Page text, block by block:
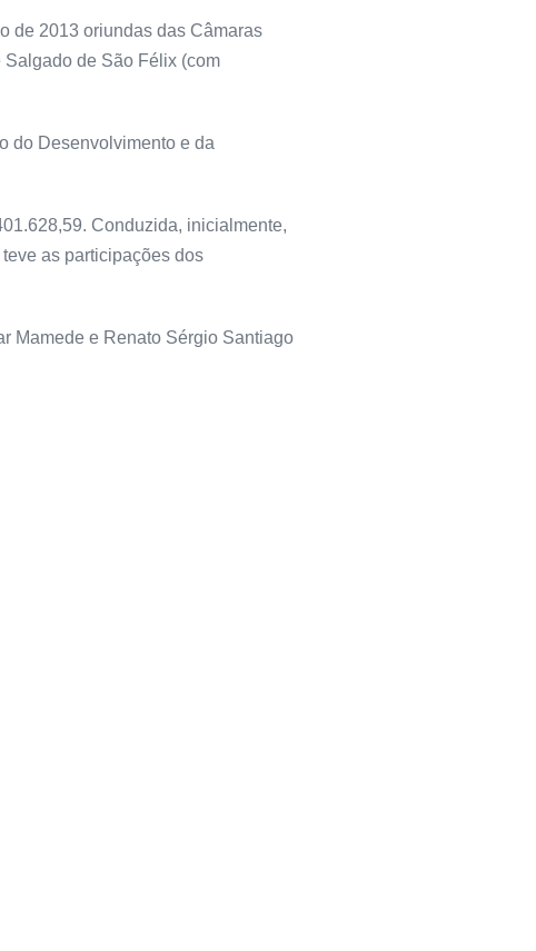
de 2013 oriundas das Câmaras
de São Félix (com
do Desenvolvimento e da
Conduzida, inicialmente,
as participações dos
Mamede e Renato Sérgio Santiago